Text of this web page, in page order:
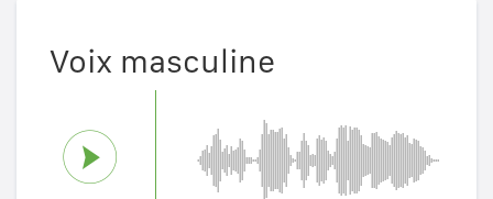
Voix masculine